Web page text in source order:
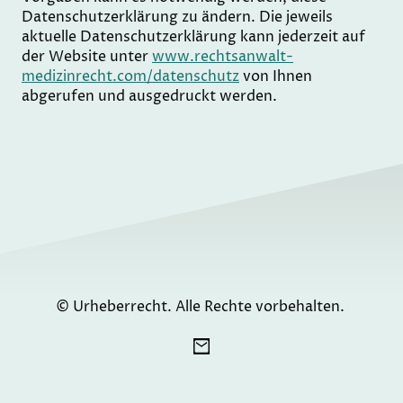
Datenschutzerklärung zu ändern. Die jeweils
aktuelle Datenschutzerklärung kann jederzeit auf
der Website unterwww.rechtsanwalt-
medizinrecht.com/datenschutzvon Ihnen
abgerufen und ausgedruckt werden.
© Urheberrecht. Alle Rechte vorbehalten.